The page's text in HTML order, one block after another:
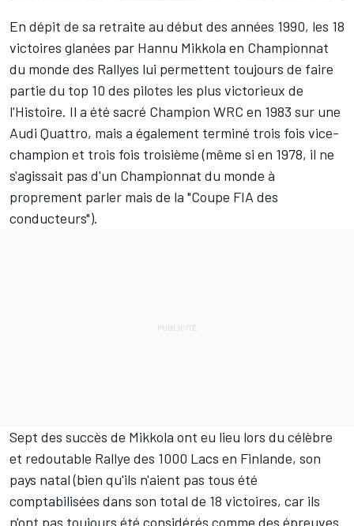
En dépit de sa retraite au début des années 1990, les 18
victoires glanées par Hannu Mikkola en Championnat
du monde des Rallyes lui permettent toujours de faire
partie du top 10 des pilotes les plus victorieux de
l'Histoire. Il a été sacré Champion WRC en 1983 sur une
Audi Quattro, mais a également terminé trois fois vice-
champion et trois fois troisième (même si en 1978, il ne
s'agissait pas d'un Championnat du monde à
proprement parler mais de la "Coupe FIA des
conducteurs").
Sept des succès de Mikkola ont eu lieu lors du célèbre
et redoutable Rallye des 1000 Lacs en Finlande, son
pays natal (bien qu'ils n'aient pas tous été
comptabilisées dans son total de 18 victoires, car ils
n'ont pas toujours été considérés comme des épreuves